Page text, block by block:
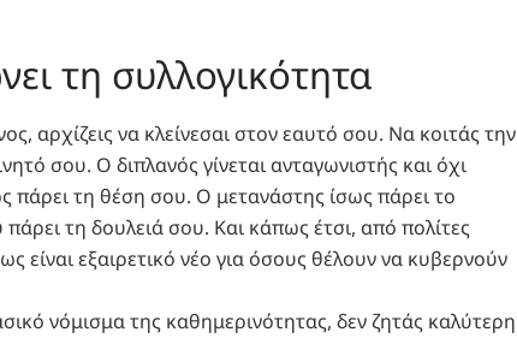
τη συλλογικότητα
αρχίζεις να κλείνεσαι στον εαυτό σου. Να κοιτάς την
σου. Ο διπλανός γίνεται ανταγωνιστής και όχι
τη θέση σου. Ο μετανάστης ίσως πάρει το
τη δουλειά σου. Και κάπως έτσι, από πολίτες
είναι εξαιρετικό νέο για όσους θέλουν να κυβερνούν
νόμισμα της καθημερινότητας, δεν ζητάς καλύτερη